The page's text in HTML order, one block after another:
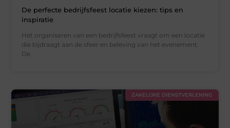
De perfecte bedrijfsfeest locatie kiezen: tips en
inspiratie
Het organiseren van een bedrijfsfeest vraagt om een locatie
die bijdraagt aan de sfeer en beleving van het evenement.
De
ZAKELIJKE DIENSTVERLENING